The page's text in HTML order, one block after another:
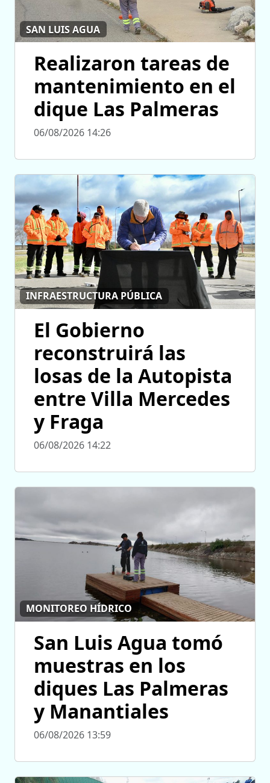
SAN LUIS AGUA
Realizaron tareas de
mantenimiento en el
dique Las Palmeras
06/08/2026 14:26
INFRAESTRUCTURA PÚBLICA
El Gobierno
reconstruirá las
losas de la Autopista
entre Villa Mercedes
y Fraga
06/08/2026 14:22
MONITOREO HÍDRICO
San Luis Agua tomó
muestras en los
diques Las Palmeras
y Manantiales
06/08/2026 13:59